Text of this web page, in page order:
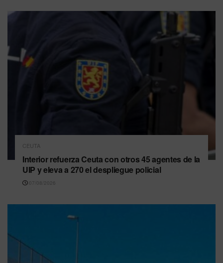
CEUTA
Interior refuerza Ceuta con otros 45 agentes de la
UIP y eleva a 270 el despliegue policial
07/08/2026